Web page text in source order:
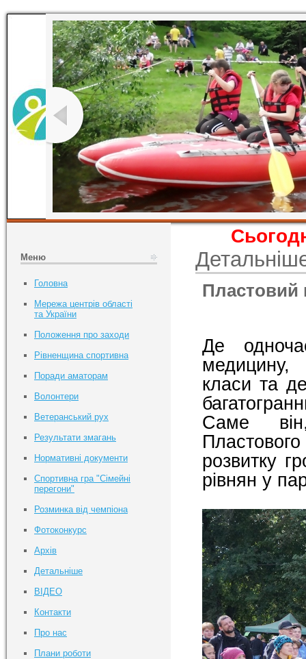
Пластовий
Де
медицину,
класи та
Саме він,
розвитку
рівнян у
Меню
Головна
Мережа центрів області
та України
Положення про заходи
Рівненщина спортивна
Поради аматорам
Волонтери
Ветеранський рух
Результати змагань
Нормативні документи
Спортивна гра "Сімейні
перегони"
Розминка від чемпіона
Фотоконкурс
Архів
Детальніше
ВІДЕО
Контакти
Про нас
Плани роботи